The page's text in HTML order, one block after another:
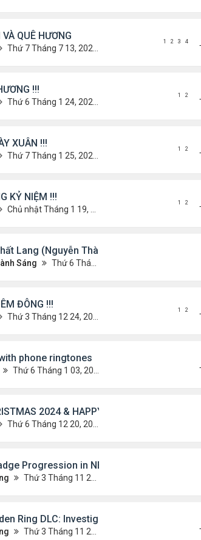
QUÊ HƯƠNG
Thứ 7 Tháng 7 13, 2024 12:55 pm
1 2 3 4
!!!
Thứ 6 Tháng 1 24, 2025 2:26 am
1 2
XUÂN !!!
Thứ 7 Tháng 1 25, 2025 10:28 am
1 2
KỶ NIỆM !!!
Chủ nhật Tháng 1 19, 2025 9:05 am
1 2
Lang (Nguyễn Thành Sáng) - 1
Sáng Thứ 6 Tháng 1 24, 2025 9:09 pm
ĐÔNG !!!
Thứ 3 Tháng 12 24, 2024 9:44 am
1 2
phone ringtones
Thứ 6 Tháng 1 03, 2025 1:20 am
2024 & HAPPY NEW YEAR 2025
Thứ 6 Tháng 12 20, 2024 2:25 pm
Progression in NBA 2K25 is
Thứ 3 Tháng 11 26, 2024 7:47 pm
Ring DLC: Investigating the Giant Volcano
Thứ 3 Tháng 11 26, 2024 7:47 pm